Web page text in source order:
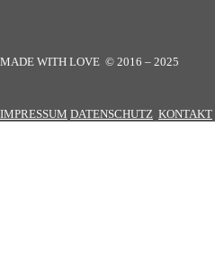
MADE WITH LOVE © 2016 – 2025
IMPRESSUM DATENSCHUTZ KONTAKT